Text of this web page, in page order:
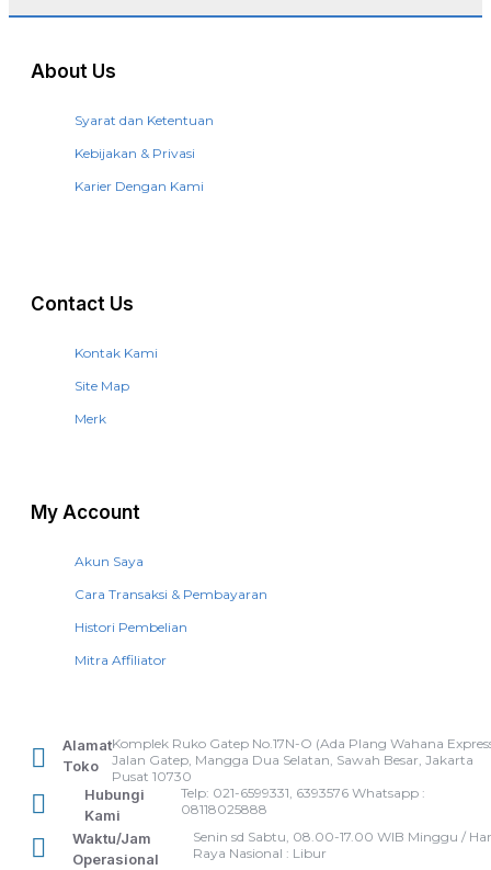
About Us
Syarat dan Ketentuan
Kebijakan & Privasi
Karier Dengan Kami
Contact Us
Kontak Kami
Site Map
Merk
My Account
Akun Saya
Cara Transaksi & Pembayaran
Histori Pembelian
Mitra Affiliator
Alamat
Toko
Komplek Ruko Gatep No.17N-O (Ada Plang Wahana
Jalan Gatep, Mangga Dua Selatan, Sawah Besar, Jakarta
Pusat 10730
Hubungi
Kami
Telp: 021-6599331, 6393576 Whatsapp :
08118025888
Waktu/Jam
Operasional
Senin sd Sabtu, 08.00-17.00 WIB Minggu /
Raya Nasional : Libur